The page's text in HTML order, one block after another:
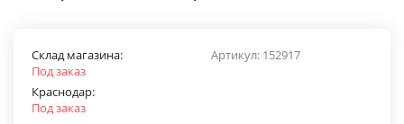
Артикул: 152917
Склад магазина:
Под заказ
Краснодар:
Под заказ